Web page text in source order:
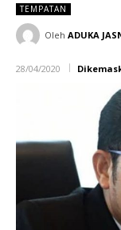
TEMPATAN
Oleh ADUKA
28/04/2020